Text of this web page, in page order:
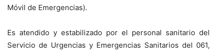
Móvil de Emergencias).
Es atendido y estabilizado por el personal sanitario del
Servicio de Urgencias y Emergencias Sanitarios del 061,